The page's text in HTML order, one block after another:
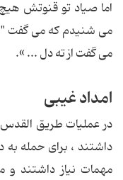
اما صیاد تو قنوتش
می شنیدم که می گفت "
می گفت از ته دل ... ».
امداد غیبی
در عملیات طریق
مهمات نیاز داشتند و